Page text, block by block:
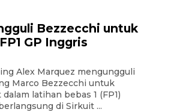
Bezzecchi untuk
GP Inggris
Alex Marquez mengungguli
Marco Bezzecchi untuk
latihan bebas 1 (FP1)
di Sirkuit ...